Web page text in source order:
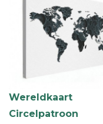
Wereldkaart
Circelpatroon